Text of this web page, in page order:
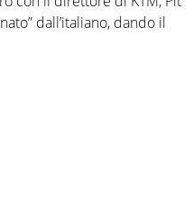
dall’italiano, dando il